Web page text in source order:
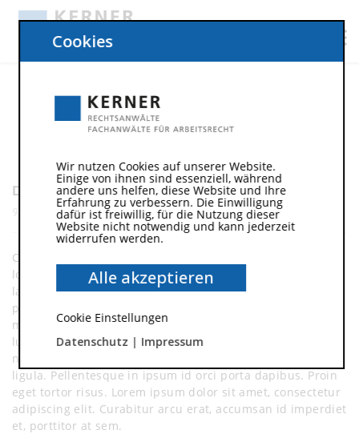
Sample Project
DATE
9. Juni 2015
Curabitur aliquet quam id dui posuere blandit. Nulla quis
lorem ut libero malesuada feugiat. Vivamus magna justo,
lacinia eget consectetur sed, convallis at tellus. Nulla
porttitor accumsan tincidunt. Donec sollicitudin molestie
malesuada. Vestibulum ante ipsum primis in faucibus orci
luctus et ultrices posuere cubilia Curae; Donec velit
neque, auctor sit amet aliquam vel, ullamcorper sit amet
ligula. Pellentesque in ipsum id orci porta dapibus. Proin
eget tortor risus. Lorem ipsum dolor sit amet, consectetur
adipiscing elit. Curabitur arcu erat, accumsan id imperdiet
et, porttitor at sem.
Cookies
Wir nutzen Cookies auf unserer Website.
Einige von ihnen sind essenziell, während
andere uns helfen, diese Website und Ihre
Erfahrung zu verbessern. Die Einwilligung
dafür ist freiwillig, für die Nutzung dieser
Website nicht notwendig und kann jederzeit
widerrufen werden.
Alle akzeptieren
Cookie Einstellungen
Datenschutz| Impressum